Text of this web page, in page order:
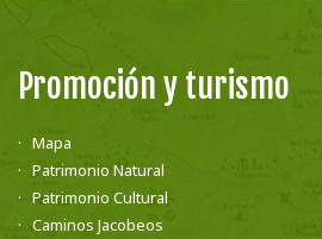
Promoción y turismo
Mapa
Patrimonio Natural
Patrimonio Cultural
Caminos Jacobeos